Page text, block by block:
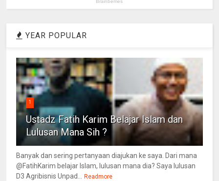
YEAR POPULAR
1
Ustadz Fatih Karim Belajar Islam dan
Lulusan Mana Sih ?
Banyak dan sering pertanyaan diajukan ke saya. Dari mana
@FatihKarim belajar Islam, lulusan mana dia? Saya lulusan
D3 Agribisnis Unpad...
Readmore